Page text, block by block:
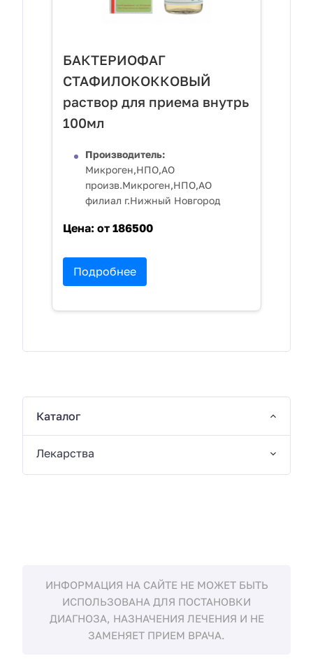
БАКТЕРИОФАГ
СТАФИЛОКОККОВЫЙ
раствор для приема внутрь
100мл
Производитель:
Микроген,НПО,АО
произв.Микроген,НПО,АО
филиал г.Нижный Новгород
Цена: от 186500
Подробнее
Каталог
Лекарства
ИНФОРМАЦИЯ НА САЙТЕ НЕ МОЖЕТ БЫТЬ
ИСПОЛЬЗОВАНА ДЛЯ ПОСТАНОВКИ
ДИАГНОЗА, НАЗНАЧЕНИЯ ЛЕЧЕНИЯ И НЕ
ЗАМЕНЯЕТ ПРИЕМ ВРАЧА.